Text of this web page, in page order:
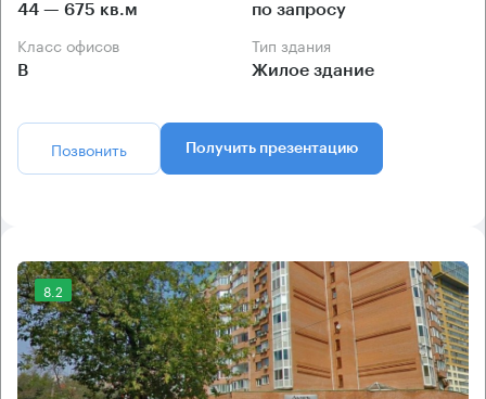
44 — 675 кв.м по запросу
Класс офисов
B
Тип здания
Жилое здание
Позвонить Получить презентацию
8.2